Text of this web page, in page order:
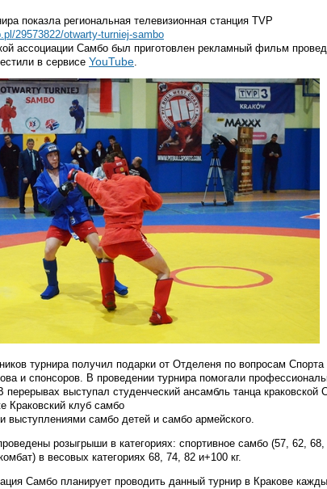
показла региональная телевизионная станция TVP
pl/29573822/otwarty-turniej-sambo
ассоциации Самбо был приготовлен рекламный фильм
в сервисе YouTube
турнира получил подарки от Отделеня по вопросам Спорта
и спонсоров. В проведении турнира помогали
перерывах выступал студенческий ансамбль танца краковской
Краковский клуб самбо
выступлениями самбо детей и самбо армейского.
розыгрыши в категориях: спортивное самбо (57, 62,
в весовых категориях 68, 74, 82 и+100 кг.
Самбо планирует проводить данный турнир в Кракове